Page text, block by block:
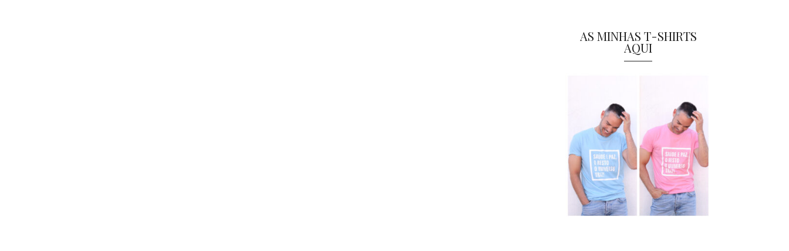
AS MINHAS T-SHIRTS
AQUI